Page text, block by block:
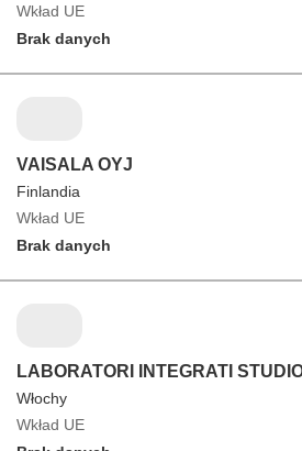
Wkład UE
Brak danych
VAISALA OYJ
Finlandia
Wkład UE
Brak danych
LABORATORI INTEGRATI
Włochy
Wkład UE